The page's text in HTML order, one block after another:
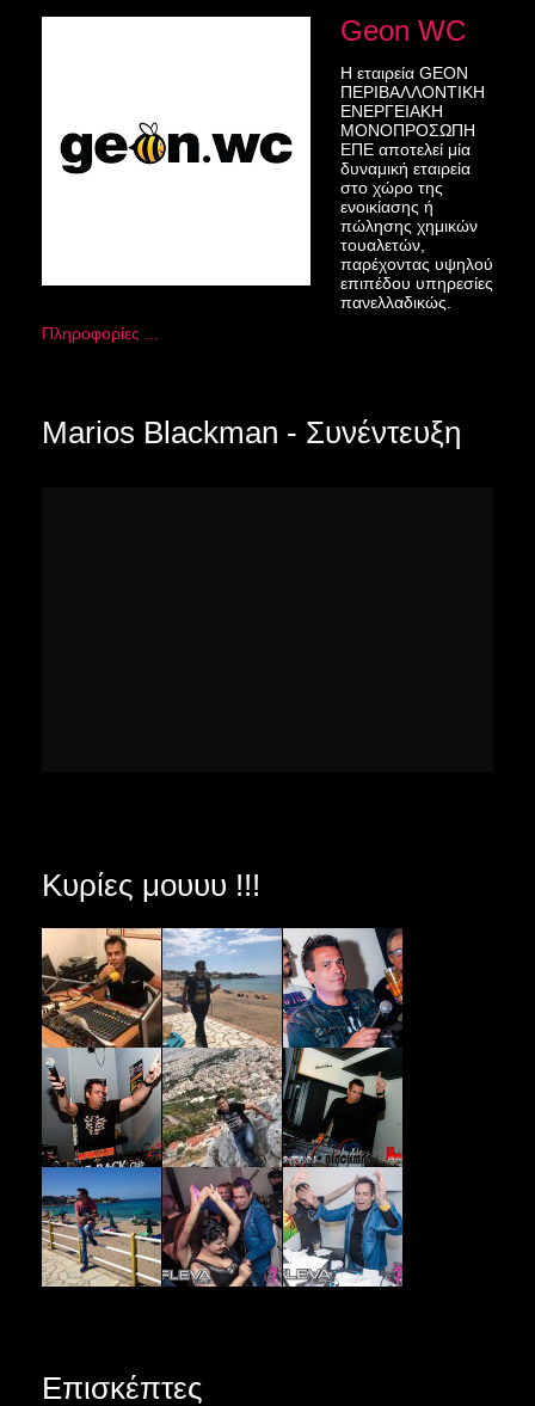
Geon WC
Η εταιρεία GEON
ΠΕΡΙΒΑΛΛΟΝΤΙΚΗ
ΕΝΕΡΓΕΙΑΚΗ
ΜΟΝΟΠΡΟΣΩΠΗ
ΕΠΕ αποτελεί μία
δυναμική εταιρεία
στο χώρο της
ενοικίασης ή
πώλησης χημικών
τουαλετών,
παρέχοντας υψηλού
επιπέδου υπηρεσίες
πανελλαδικώς.
Πληροφορίες ...
Marios Blackman - Συνέντευξη
Κυρίες μουυυ !!!
Επισκέπτες